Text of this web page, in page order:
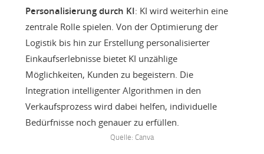
Personalisierung durch KI: KI wird weiterhin eine
zentrale Rolle spielen. Von der Optimierung der
Logistik bis hin zur Erstellung personalisierter
Einkaufserlebnisse bietet KI unzählige
Möglichkeiten, Kunden zu begeistern. Die
Integration intelligenter Algorithmen in den
Verkaufsprozess wird dabei helfen, individuelle
Bedürfnisse noch genauer zu erfüllen.
Quelle: Canva